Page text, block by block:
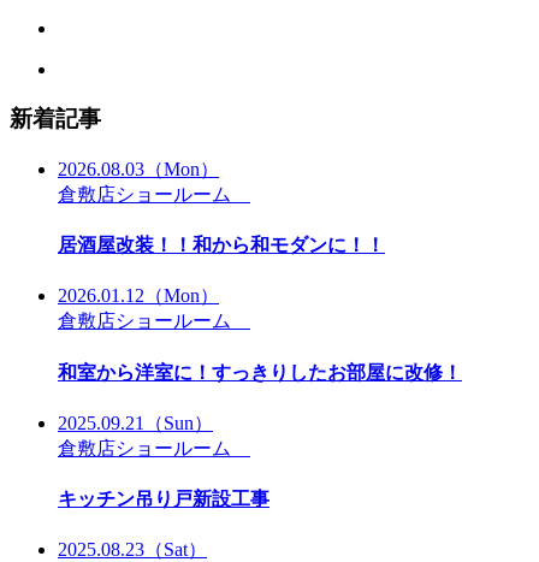
新着記事
2026.08.03 （Mon）
倉敷店ショールーム
居酒屋改装！！和から和モダンに！！
2026.01.12 （Mon）
倉敷店ショールーム
和室から洋室に！すっきりしたお部屋に改修！
2025.09.21
（Sun）
倉敷店ショールーム
キッチン吊り戸新設工事
2025.08.23 （Sat）